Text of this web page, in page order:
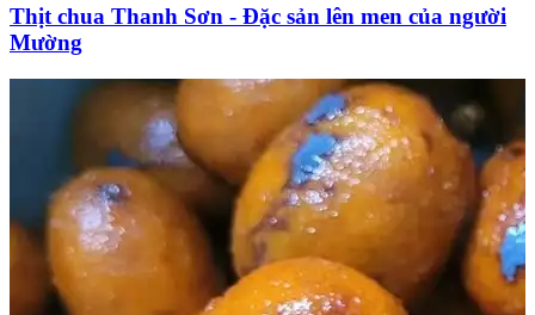
Thịt chua Thanh Sơn - Đặc sản lên men của người
Mường